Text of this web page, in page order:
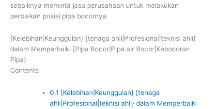
sebaiknya meminta jasa perusahaan untuk melakukan
perbaikan posisi pipa bocornya.
[Kelebihan|Keunggulan} [tenaga ahli|Profesional|teknisi ahli}
dalam Memperbaiki [Pipa Bocor|Pipa air Bocor|Kebocoran
Pipa}
Contents
0.1 [Kelebihan|Keunggulan} [tenaga
ahli|Profesional|teknisi ahli} dalam Memperbaiki